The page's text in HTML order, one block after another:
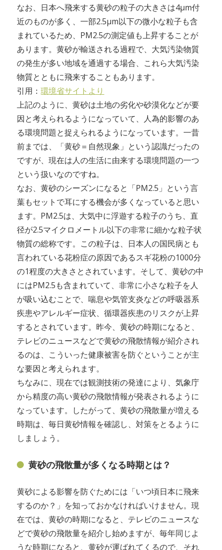
なお、日本へ飛来する黄砂の粒子の大きさは4μm付
近のものが多く、一部2.5μm以下の微小な粒子も含
まれているため、PM2.5の測定値も上昇することが
あります。黄砂が輸送される過程で、大気汚染物質
の発生が多い地域を通過する場合、これら大気汚染
物質とともに飛来することもあります。
引用：環境省サイトより
上記のように、黄砂は土地の劣化や砂漠化などが要
因と考えられるようになっていて、人為的影響のあ
る環境問題と捉えられるようになっています。一昔
前までは、「黄砂＝自然現象」という認識だったの
ですが、現在は人の生活に由来する環境問題の一つ
という扱いなのですね。
なお、黄砂のシーズンになると「PM2.5」という言
葉もセットで耳にする機会が多くなっていると思い
ます。PM2.5は、大気中に浮遊する粒子のうち、直
径が2.5マイクロメートル以下の非常に細かな粒子状
物質の総称です。この粒子は、日本人の国民病とも
言われている花粉症の原因であるスギ花粉の1000分
の1程度の大きさとされています。そして、黄砂の中
にはPM2.5も含まれていて、非常に小さな粒子を人
が吸い込むことで、喘息や気管支炎などの呼吸器系
疾患やアレルギー症状、循環器疾患のリスクが上昇
するとされています。昨今、黄砂の時期になると、
テレビのニュースなどで黄砂の飛散情報が紹介され
るのは、こういった健康被害を防ぐということが主
な要因と考えられます。
ちなみに、現在では観測技術の発達により、気象庁
から精度の高い黄砂の飛散情報が発表されるように
なっています。したがって、黄砂の飛散量が増える
時期は、毎日黄砂情報を確認し、対策をとるように
しましょう。
黄砂の飛散量が多くなる時期とは？
黄砂による影響を防ぐためには「いつ頃日本に飛来
するのか？」を知っておかなければいけません。現
在では、黄砂の時期になると、テレビのニュースな
どで黄砂の飛散量を紹介し始めますが、毎年同じよ
うな時期になると、黄砂が運ばれてくるので、それ